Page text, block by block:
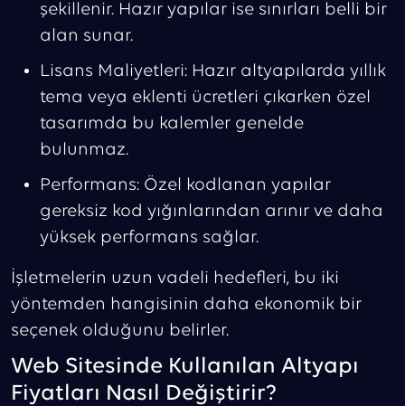
şekillenir. Hazır yapılar ise sınırları belli bir
alan sunar.
Lisans Maliyetleri: Hazır altyapılarda yıllık
tema veya eklenti ücretleri çıkarken özel
tasarımda bu kalemler genelde
bulunmaz.
Performans: Özel kodlanan yapılar
gereksiz kod yığınlarından arınır ve daha
yüksek performans sağlar.
İşletmelerin uzun vadeli hedefleri, bu iki
yöntemden hangisinin daha ekonomik bir
seçenek olduğunu belirler.
Web Sitesinde Kullanılan Altyapı
Fiyatları Nasıl Değiştirir?